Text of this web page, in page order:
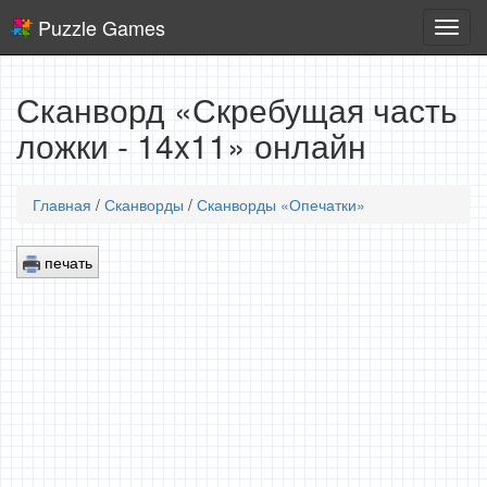
игры
Puzzle Games
Сканворд «Скребущая часть
ложки - 14x11» онлайн
Главная / Сканворды / Сканворды «Опечатки»
печать